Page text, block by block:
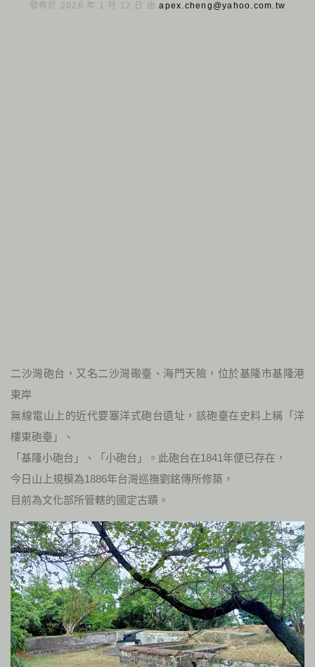
發佈於 2026 年 1 月 12 日 由apex.cheng@yahoo.com.tw
二沙灣砲台，又名二沙灣礮臺、海門天險，位於基隆市基隆港
東岸
無線電山上的近代要塞洋式砲台遺址，該砲臺在史料上稱「洋
樓東砲臺」、
「基隆小砲台」、「小砲台」。此砲台在1841年便已存在，
今日山上規模為1886年台灣巡撫劉銘傳所修築，
目前為文化部所管轄的國定古蹟。